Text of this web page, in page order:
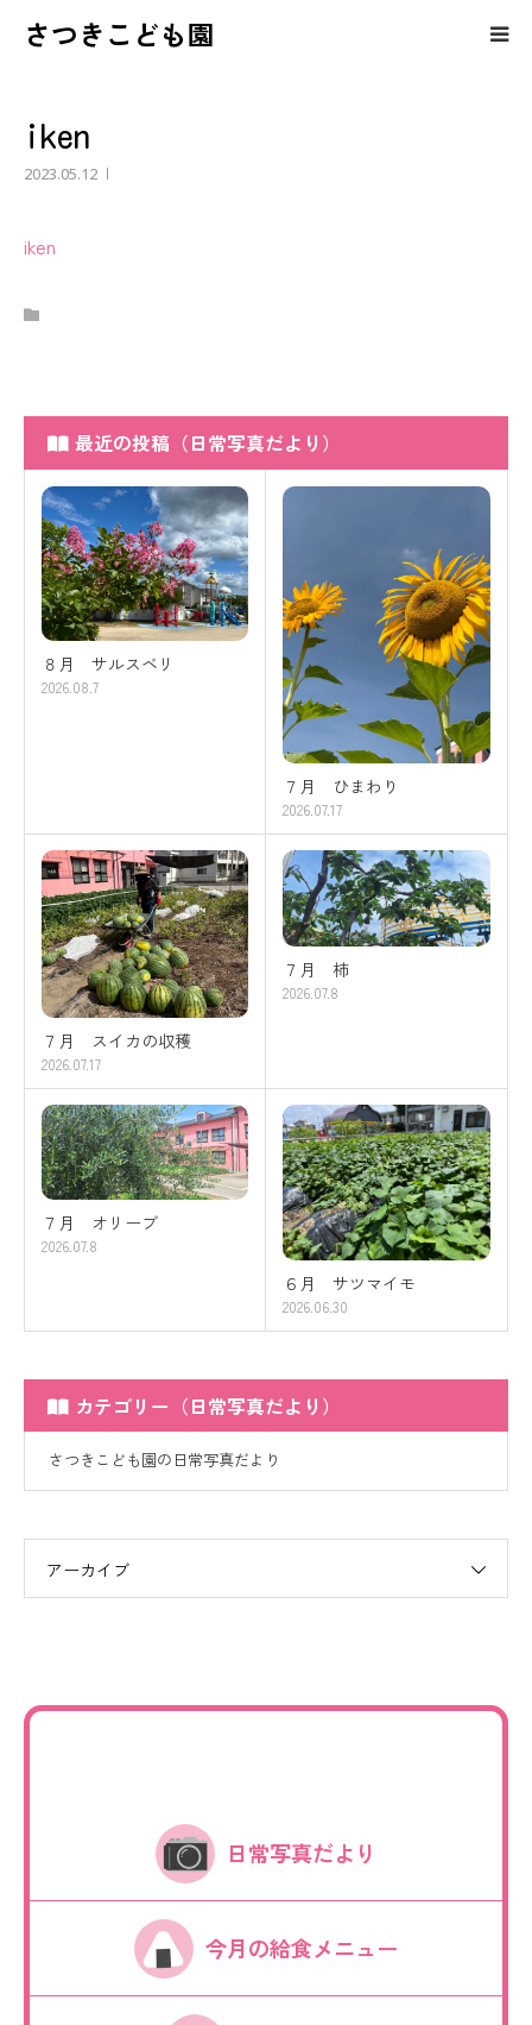
さつきこども園
iken
2023.05.12
iken
最近の投稿（日常写真だより）
８月 サルスベリ
2026.08.7
７月 ひまわり
2026.07.17
７月 スイカの収穫
2026.07.17
７月 柿
2026.07.8
７月 オリーブ
2026.07.8
６月 サツマイモ
2026.06.30
カテゴリー（日常写真だより）
さつきこども園の日常写真だより
アーカイブ
日常写真だより
今月の給食メニュー
さつきこども園の紹介